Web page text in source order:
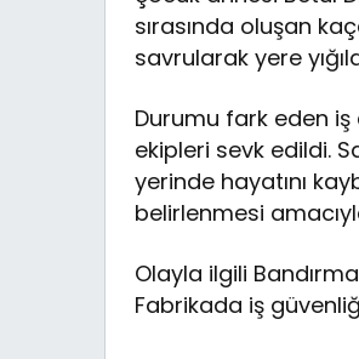
sırasında oluşan
savrularak yere
Durumu fark eden iş
ekipleri sevk edildi.
yerinde hayatını
belirlenmesi
Olayla ilgili
Fabrikada iş